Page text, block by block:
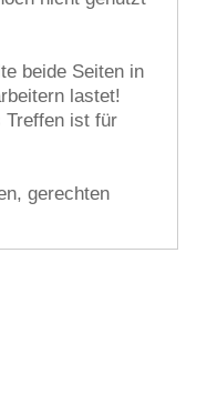
beide Seiten in
lastet!
Treffen ist für
gerechten